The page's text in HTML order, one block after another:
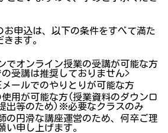
お申込は、以下の条件をすべて満た
ます。
でオンライン授業の受講が可能な方
受講は推奨しておりません>
ールでのやりとりが可能な方
用が可能な方(授業資料のダウンロ
出等のため)※必要なクラスのみ
の円滑な講座運営のため、何卒ご理
い申し上げます。